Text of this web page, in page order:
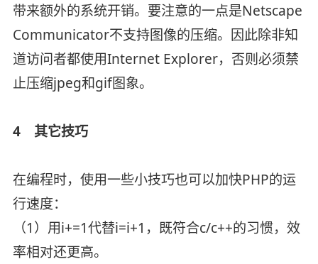
带来额外的系统开销。要注意的一点是Netscape
Communicator不支持图像的压缩。因此除非知
道访问者都使用Internet Explorer，否则必须禁
止压缩jpeg和gif图象。
4 其它技巧
在编程时，使用一些小技巧也可以加快PHP的运
行速度：
（1）用i+=1代替i=i+1，既符合c/c++的习惯，效
率相对还更高。